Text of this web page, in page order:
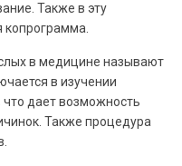
Также в эту
копрограмма.
в медицине называют
в изучении
дает возможность
Также процедура